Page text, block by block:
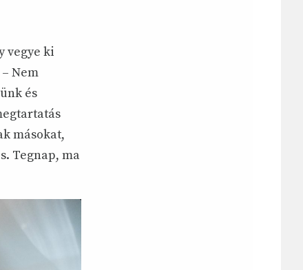
vegye ki
Nem
és
másokat,
Tegnap, ma